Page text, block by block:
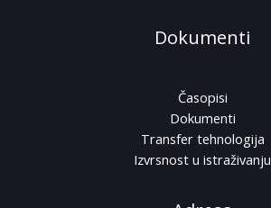
Dokumenti
Časopisi
Dokumenti
Transfer tehnologija
Izvrsnost u istraživanju